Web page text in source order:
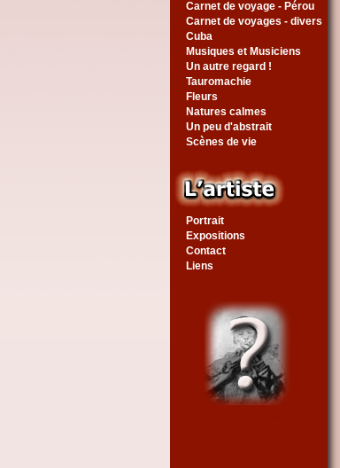
Carnet de voyage - Pérou
Carnet de voyages - divers
Cuba
Musiques et Musiciens
Un autre regard !
Tauromachie
Fleurs
Natures calmes
Un peu d'abstrait
Scènes de vie
Portrait
Expositions
Contact
Liens